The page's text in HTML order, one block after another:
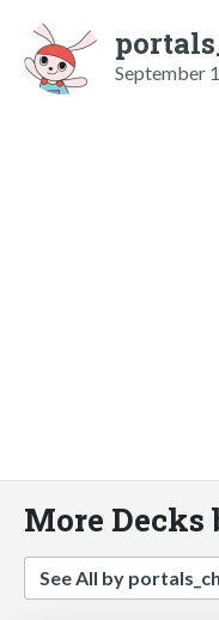
September
More
See All by